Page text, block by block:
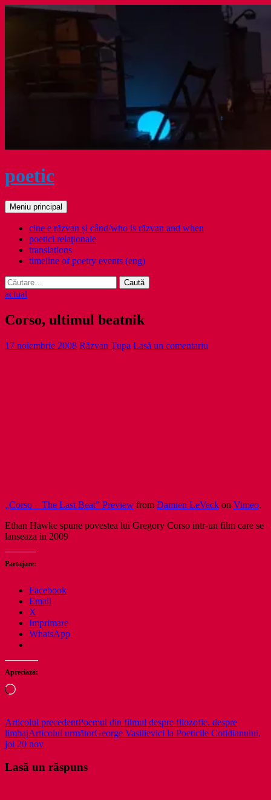
Sari
poetic
Caută
Meniu principal
cine e răzvan și când/who is răzvan and when
poetici relaţionale
translations
timeline of poetry events (eng)
Caută
după:
actual
Corso, ultimul beatnik
17 noiembrie 2008 Răzvan Țupa Lasă un comentariu
„Corso – The Last Beat” Preview from Damien LeVeck on Vimeo.
Ethan Hawke spune povestea lui Gregory Corso intr-un film care se
lanseaza in 2009
Partajare:
Facebook
Email
X
Imprimare
WhatsApp
Apreciază:
Încarc...
Navigare
în
Articolul precedentPoemul din filmul despre filozofie. despre
limbajArticolul următorGeorge Vasilievici la Poeticile Cotidianului,
joi 20 nov
Lasă un răspuns